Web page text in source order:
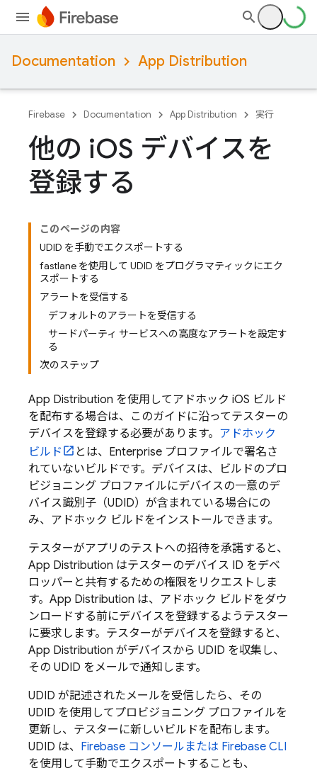
Documentation App Distribution
Firebase Documentation App Distribution 実行
他の iOS デバイスを
登録する
このページの内容
UDID を手動でエクスポートする
fastlane を使用して UDID をプログラマティックにエク
スポートする
アラートを受信する
デフォルトのアラートを受信する
サードパーティ サービスへの高度なアラートを設定す
る
次のステップ
App Distribution を使用してアドホック iOS ビルド
を配布する場合は、このガイドに沿ってテスターの
デバイスを登録する必要があります。 アドホック
ビルド
とは、Enterprise プロファイルで署名さ
れていないビルドです。デバイスは、ビルドのプロ
ビジョニング プロファイルにデバイスの一意のデ
バイス識別子（UDID）が含まれている場合にの
み、アドホック ビルドをインストールできます。
テスターがアプリのテストへの招待を承諾すると、
App Distribution はテスターのデバイス ID をデベ
ロッパーと共有するための権限をリクエストしま
す。 App Distribution は、アドホック ビルドをダウ
ンロードする前にデバイスを登録するようテスター
に要求します。テスターがデバイスを登録すると、
App Distribution がデバイスから UDID を収集し、
その UDID をメールで通知します。
UDID が記述されたメールを受信したら、その
UDID を使用してプロビジョニング プロファイルを
更新し、テスターに新しいビルドを配布します。
UDID は、 Firebase コンソールまたは Firebase CLI
を使用して手動でエクスポートすることも、